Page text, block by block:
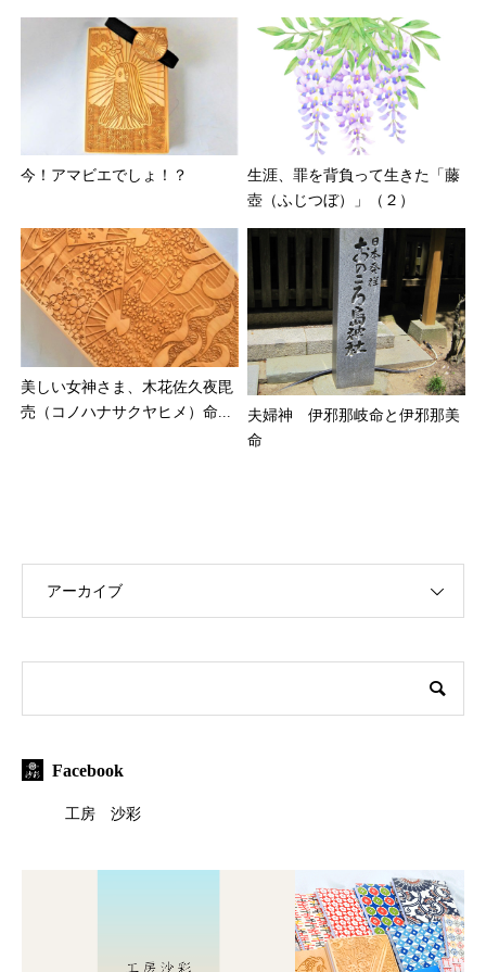
今！アマビエでしょ！？
生涯、罪を背負って生きた「藤
壺（ふじつぼ）」（２）
美しい女神さま、木花佐久夜毘
売（コノハナサクヤヒメ）命...
夫婦神 伊邪那岐命と伊邪那美
命
アーカイブ
Facebook
工房 沙彩